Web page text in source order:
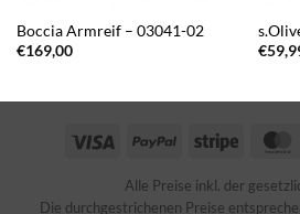
Boccia Armreif – 03041-02
€169,00
€
Visa PayPal Stripe
Alle Preise inkl. der
Die durchgestrichenen Preise